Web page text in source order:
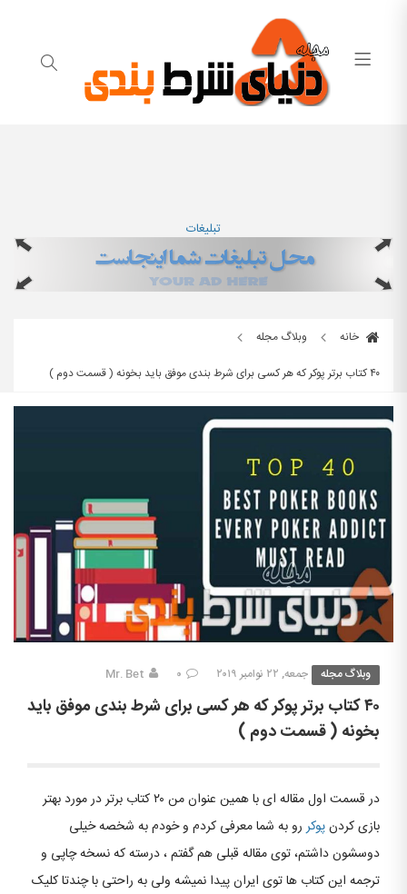
تبلیغات
خانه
وبلاگ مجله
۴۰ کتاب برتر پوکر که هر کسی برای شرط بندی موفق باید بخونه ( قسمت دوم )
وبلاگ مجله جمعه, ۲۲ نوامبر ۲۰۱۹ ۰ Mr. Bet
۴۰ کتاب برتر پوکر که هر کسی برای شرط بندی موفق باید
بخونه ( قسمت دوم )
در قسمت اول مقاله ای با همین عنوان من ۲۰ کتاب برتر در مورد بهتر
بازی کردنپوکررو به شما معرفی کردم و خودم به شخصه خیلی
دوسشون داشتم، توی مقاله قبلی هم گفتم ، درسته که نسخه چاپی و
ترجمه این کتاب ها توی ایران پیدا نمیشه ولی به راحتی با چندتا کلیک